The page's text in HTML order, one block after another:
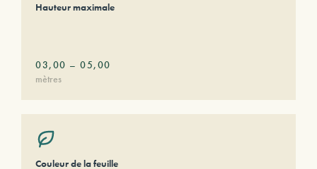
Hauteur maximale
03,00 – 05,00
mètres
Couleur de la feuille